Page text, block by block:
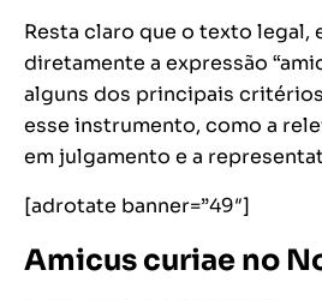
Resta claro que o texto legal,
diretamente a expressão
alguns dos principais
esse instrumento, como a
em julgamento e a
[adrotate banner=”49″]
Amicus curiae no